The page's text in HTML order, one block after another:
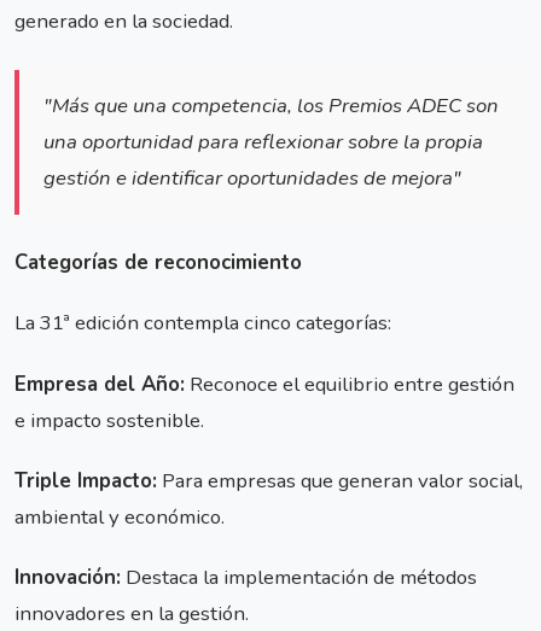
generado en la sociedad.
"Más que una competencia, los Premios ADEC son
una oportunidad para reflexionar sobre la propia
gestión e identificar oportunidades de mejora"
Categorías de reconocimiento
La 31ª edición contempla cinco categorías:
Empresa del Año: Reconoce el equilibrio entre gestión
e impacto sostenible.
Triple Impacto: Para empresas que generan valor social,
ambiental y económico.
Innovación: Destaca la implementación de métodos
innovadores en la gestión.